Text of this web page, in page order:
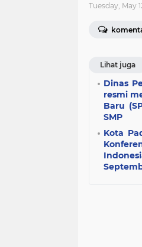
Tuesday, May
Lihat juga
Dinas
resmi
Baru
SMP
Kota